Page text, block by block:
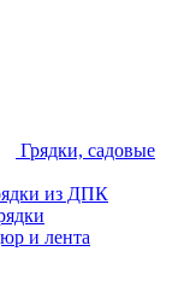
Грядки, садовые
из ДПК
и лента